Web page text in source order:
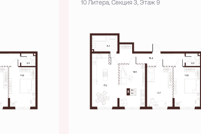
10 Литера, Секция 3, Этаж 9